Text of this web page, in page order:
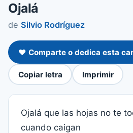
Ojalá
de Silvio Rodríguez
❤️ Comparte o dedica esta
Copiar letra Imprimir
Ojalá que las hojas no te
cuando caigan